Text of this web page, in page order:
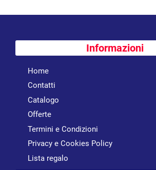
Informazioni
Home
Contatti
Catalogo
Offerte
Termini e Condizioni
Privacy e Cookies Policy
Lista regalo